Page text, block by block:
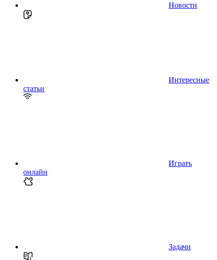
Новости
Интересные
статьи
Играть
онлайн
Задачи